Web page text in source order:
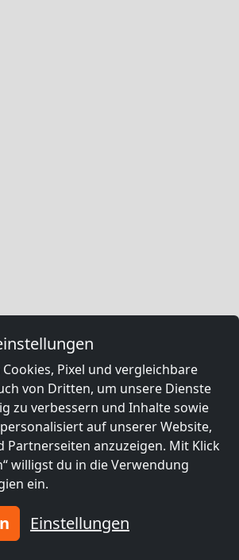
Pixel und vergleichbare
von Dritten, um unsere Dienste
zu verbessern und Inhalte sowie
auf unserer Website,
Partnerseiten anzuzeigen. Mit Klick
willigst du in die Verwendung
ein.
Einstellungen